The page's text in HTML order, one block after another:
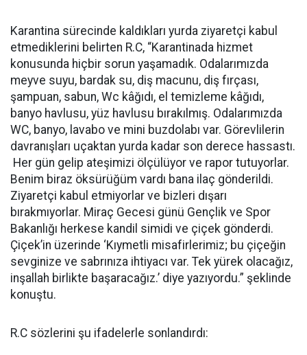
Karantina sürecinde kaldıkları yurda ziyaretçi kabul
etmediklerini belirten R.C, “Karantinada hizmet
konusunda hiçbir sorun yaşamadık. Odalarımızda
meyve suyu, bardak su, diş macunu, diş fırçası,
şampuan, sabun, Wc kâğıdı, el temizleme kâğıdı,
banyo havlusu, yüz havlusu bırakılmış. Odalarımızda
WC, banyo, lavabo ve mini buzdolabı var. Görevlilerin
davranışları uçaktan yurda kadar son derece hassastı.
Her gün gelip ateşimizi ölçülüyor ve rapor tutuyorlar.
Benim biraz öksürüğüm vardı bana ilaç gönderildi.
Ziyaretçi kabul etmiyorlar ve bizleri dışarı
bırakmıyorlar. Miraç Gecesi günü Gençlik ve Spor
Bakanlığı herkese kandil simidi ve çiçek gönderdi.
Çiçek’in üzerinde ‘Kıymetli misafirlerimiz; bu çiçeğin
sevginize ve sabrınıza ihtiyacı var. Tek yürek olacağız,
inşallah birlikte başaracağız.’ diye yazıyordu.” şeklinde
konuştu.
R.C sözlerini şu ifadelerle sonlandırdı: